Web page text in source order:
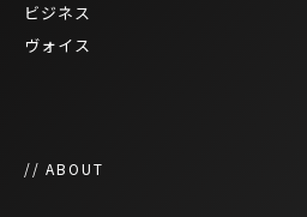
ビジネス
ヴォイス
// ABOUT